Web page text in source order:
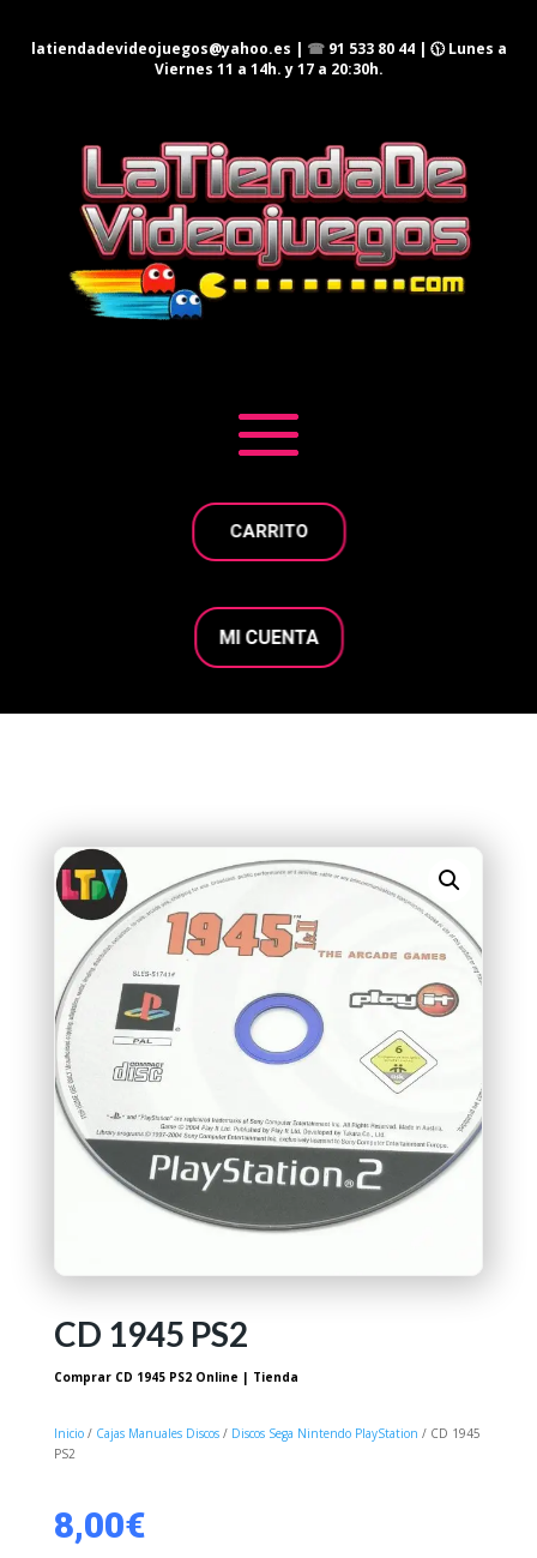
latiendadevideojuegos@yahoo.es | ☎ 91 533 80 44| 🕦 Lunes a
Viernes 11 a 14h. y 17 a 20:30h.
CARRITO
MI CUENTA
CD 1945 PS2
Comprar CD 1945 PS2 Online | Tienda
Inicio/ Cajas Manuales Discos/ Discos Sega Nintendo PlayStation / CD 1945
PS2
8,00€